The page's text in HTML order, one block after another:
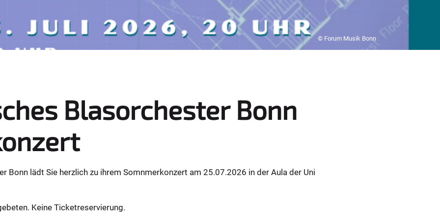
© Forum Musik Bonn
Blasorchester Bonn
Bonn lädt Sie herzlich zu ihrem Somnmerkonzert am 25.07.2026 in der Aula der Uni
Keine Ticketreservierung.